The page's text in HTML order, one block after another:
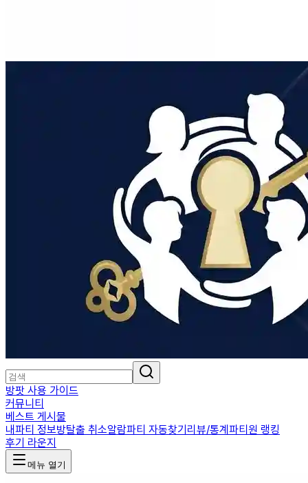
방팟 사용 가이드
커뮤니티
베스트 게시물
내파티 정보방탈출 취소알람파티 자동찾기리뷰/통계파티원 랭킹
후기 라운지
메뉴 열기